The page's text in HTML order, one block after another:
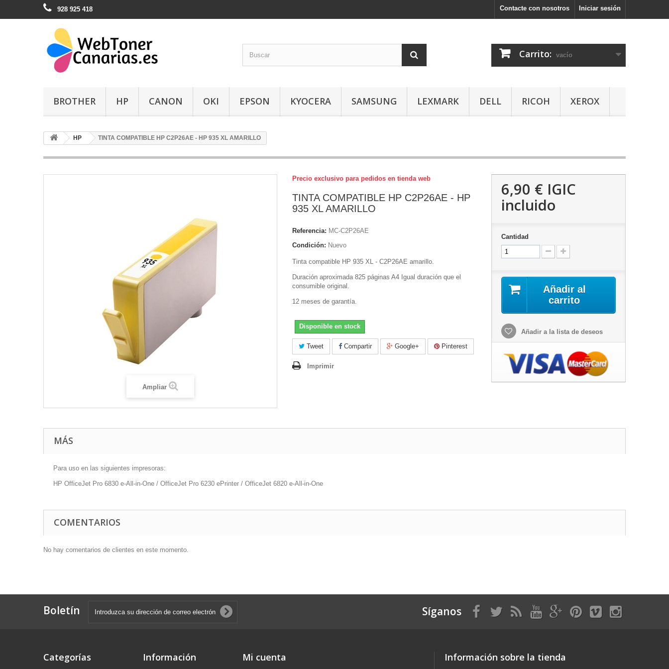
Iniciar sesión
Contacte con nosotros
928 925 418
Carrito: vacío
BROTHER HP CANON OKI EPSON KYOCERA SAMSUNG LEXMARK DELL RICOH XEROX
HP TINTA COMPATIBLE HP C2P26AE - HP 935 XL AMARILLO
Ampliar
Precio exclusivo para pedidos en tienda web
TINTA COMPATIBLE HP C2P26AE - HP
935 XL AMARILLO
Referencia: MC-C2P26AE
Condición: Nuevo
Tinta compatible HP 935 XL - C2P26AE amarillo.
Duración aproximada 825 páginas A4 Igual duración que el
consumible original.
12 meses de garantía.
Disponible en stock
Tweet Compartir Google+ Pinterest
Imprimir
6,90 € IGIC
incluido
Cantidad
Añadir al
carrito
Añadir a la lista de deseos
MÁS
Para uso en las siguientes impresoras:
HP OfficeJet Pro 6830 e-All-in-One / OfficeJet Pro 6230 ePrinter / OfficeJet 6820 e-All-in-One
COMENTARIOS
No hay comentarios de clientes en este momento.
Boletín Síganos
Categorías Información Mi cuenta Información sobre la tienda